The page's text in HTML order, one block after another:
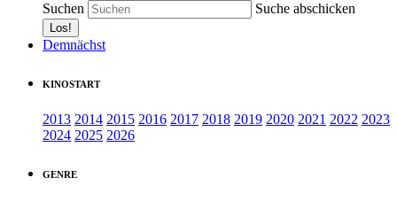
Suchen Suche abschicken
Demnächst
KINOSTART
2013 2014 2015 2016 2017 2018 2019 2020 2021 2022 2023
2024 2025 2026
GENRE